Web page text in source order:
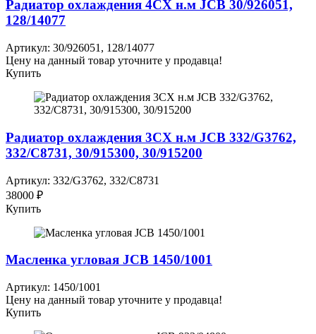
Радиатор охлаждения 4СХ н.м JCB 30/926051,
128/14077
Артикул: 30/926051, 128/14077
Цену на данный товар уточните у продавца!
Купить
Радиатор охлаждения 3СХ н.м JCB 332/G3762,
332/C8731, 30/915300, 30/915200
Артикул: 332/G3762, 332/C8731
38000 ₽
Купить
Масленка угловая JCB 1450/1001
Артикул: 1450/1001
Цену на данный товар уточните у продавца!
Купить